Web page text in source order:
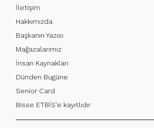
İletişim
Hakkımızda
Başkanın Yazısı
Mağazalarımız
İnsan Kaynakları
Dünden Bugüne
Senior Card
Bisse ETBİS'e kayıtlıdır